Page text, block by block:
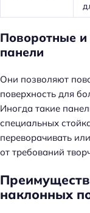
Поворотные
панели
Они позволяют
поверхность для
Иногда такие
специальных
переворачивать
от требований
наклонных